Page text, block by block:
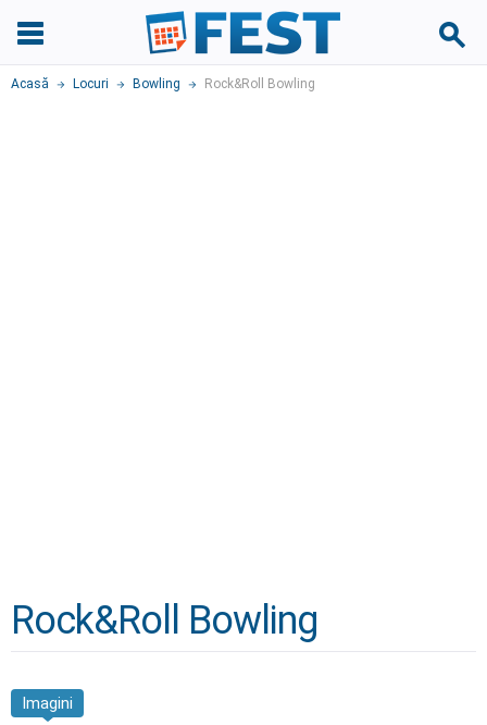
Acasă Locuri Bowling Rock&Roll Bowling
Rock&Roll Bowling
Imagini